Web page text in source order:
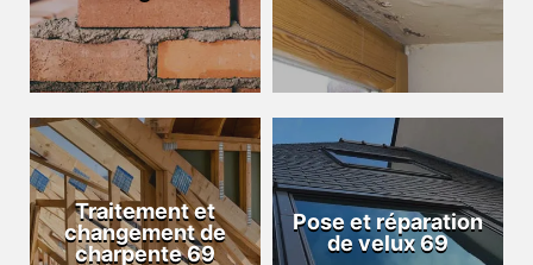
Traitement et
changement de
charpente 69
Pose et réparation
de velux 69